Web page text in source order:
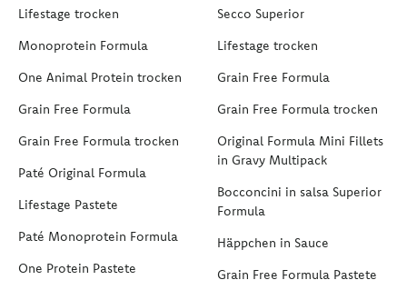
Lifestage trocken
Monoprotein Formula
One Animal Protein trocken
Grain Free Formula
Grain Free Formula trocken
Paté Original Formula
Lifestage Pastete
Paté Monoprotein Formula
One Protein Pastete
Secco Superior
Lifestage trocken
Grain Free Formula
Grain Free Formula trocken
Original Formula Mini Fillets
in Gravy Multipack
Bocconcini in salsa Superior
Formula
Häppchen in Sauce
Grain Free Formula Pastete